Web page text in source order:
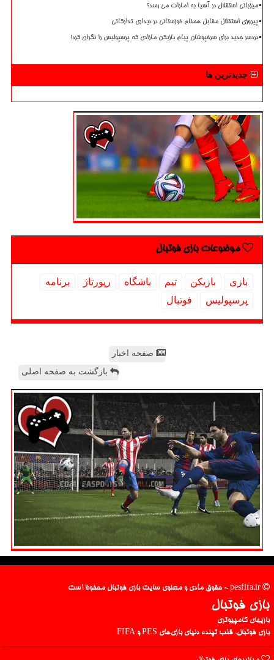
میزبانی استقلال در آسیا به امارات می رسد؟
پیروزی استقلال مقابل همنام خوزستانی در دیداری تدارکاتی
دردسر جدید برای سرخپوشان پیام بازیکن مازادی که پرسپولیس را نگران کرد!
جدیدترین ها
موضوعات بازی فوتبال
بازی بازیكن تیم باشگاه رپورتاژ
برنامه
پرسپولیس
فوتبال
صفحه اخبار
بازگشت به صفحه اصلی
بازی فوتبال
بازیهای کامپیوتری
بازی فوتبال، قلب تپنده دنیای بازی‌های PES و FIFA